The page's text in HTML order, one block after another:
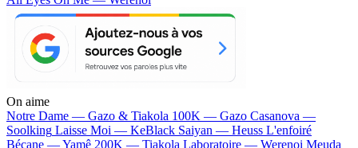
On aime
Notre Dame — Gazo & Tiakola 100K — Gazo Casanova —
Soolking Laisse Moi — KeBlack Saiyan — Heuss L'enfoiré
Bécane —Yamê 200K — Tiakola Laboratoire — Werenoi Meuda